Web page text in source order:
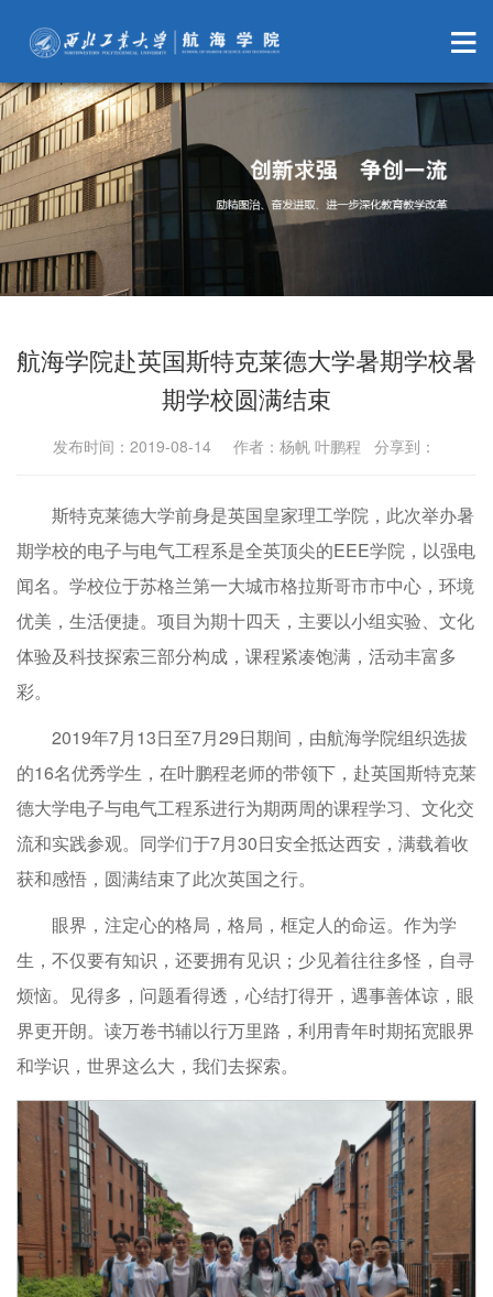
航海学院赴英国斯特克莱德大学暑期学校暑
期学校圆满结束
发布时间：2019-08-14 作者：杨帆 叶鹏程 分享到：
斯特克莱德大学前身是英国皇家理工学院，此次举办暑
期学校的电子与电气工程系是全英顶尖的EEE学院，以强电
闻名。学校位于苏格兰第一大城市格拉斯哥市市中心，环境
优美，生活便捷。项目为期十四天，主要以小组实验、文化
体验及科技探索三部分构成，课程紧凑饱满，活动丰富多
彩。
2019年7月13日至7月29日期间，由航海学院组织选拔
的16名优秀学生，在叶鹏程老师的带领下，赴英国斯特克莱
德大学电子与电气工程系进行为期两周的课程学习、文化交
流和实践参观。同学们于7月30日安全抵达西安，满载着收
获和感悟，圆满结束了此次英国之行。
眼界，注定心的格局，格局，框定人的命运。作为学
生，不仅要有知识，还要拥有见识；少见着往往多怪，自寻
烦恼。见得多，问题看得透，心结打得开，遇事善体谅，眼
界更开朗。读万卷书辅以行万里路，利用青年时期拓宽眼界
和学识，世界这么大，我们去探索。